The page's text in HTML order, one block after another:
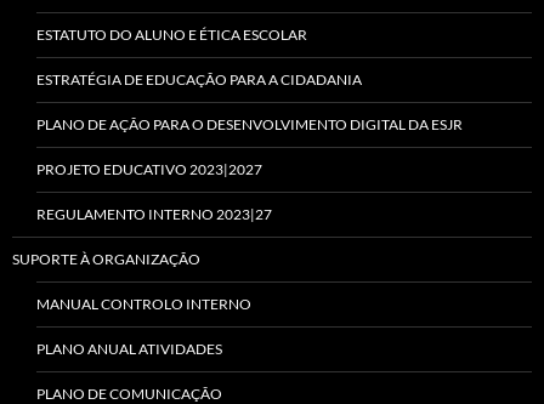
ESTATUTO DO ALUNO E ÉTICA ESCOLAR
ESTRATÉGIA DE EDUCAÇÃO PARA A CIDADANIA
PLANO DE AÇÃO PARA O DESENVOLVIMENTO DIGITAL DA ESJR
PROJETO EDUCATIVO 2023|2027
REGULAMENTO INTERNO 2023|27
SUPORTE À ORGANIZAÇÃO
MANUAL CONTROLO INTERNO
PLANO ANUAL ATIVIDADES
PLANO DE COMUNICAÇÃO